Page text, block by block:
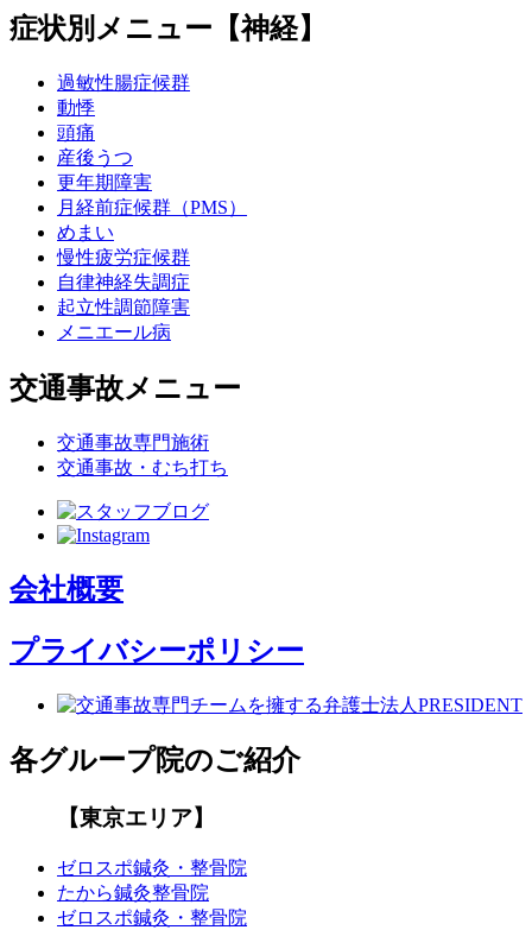
症状別メニュー【神経】
過敏性腸症候群
動悸
頭痛
産後うつ
更年期障害
月経前症候群（PMS）
めまい
慢性疲労症候群
自律神経失調症
起立性調節障害
メニエール病
交通事故メニュー
交通事故専門施術
交通事故・むち打ち
会社概要
プライバシーポリシー
各グループ院のご紹介
【東京エリア】
ゼロスポ鍼灸・整骨院
たから鍼灸整骨院
ゼロスポ鍼灸・整骨院